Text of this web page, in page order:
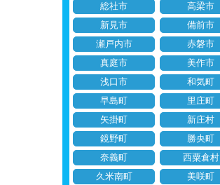
総社市
高梁市
新見市
備前市
瀬戸内市
赤磐市
真庭市
美作市
浅口市
和気町
早島町
里庄町
矢掛町
新庄村
鏡野町
勝央町
奈義町
西粟倉村
久米南町
美咲町